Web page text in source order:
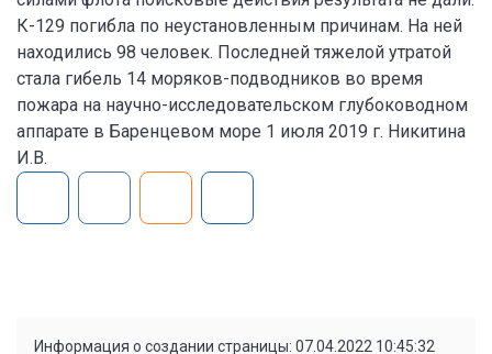
К-129 погибла по неустановленным причинам. На ней
находились 98 человек. Последней тяжелой утратой
стала гибель 14 моряков-подводников во время
пожара на научно-исследовательском глубоководном
аппарате в Баренцевом море 1 июля 2019 г. Никитина
И.В.
Информация о создании страницы: 07.04.2022 10:45:32